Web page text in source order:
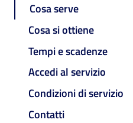
Cosa serve
Cosa si ottiene
Tempi e scadenze
Accedi al servizio
Condizioni di servizio
Contatti